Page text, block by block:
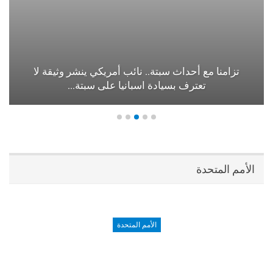
تزامنا مع أحداث سبتة.. نائب أمريكي ينشر وثيقة لا
تعترف بسيادة اسبانيا على سبتة…
الأمم المتحدة
الأمم المتحدة